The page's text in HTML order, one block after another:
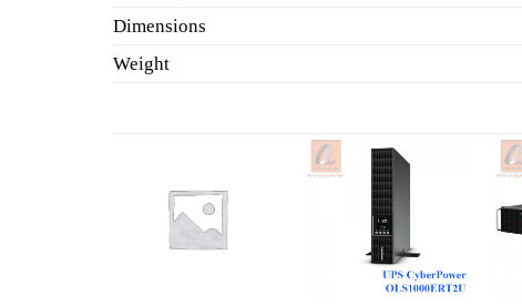
Dimensions
Weight
wishlist
wishlist